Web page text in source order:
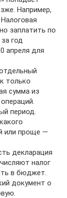
Например,
заплатить по
год
апреля для
только
сумма из
период.
или проще —
декларация
налог
в бюджет.
документ о